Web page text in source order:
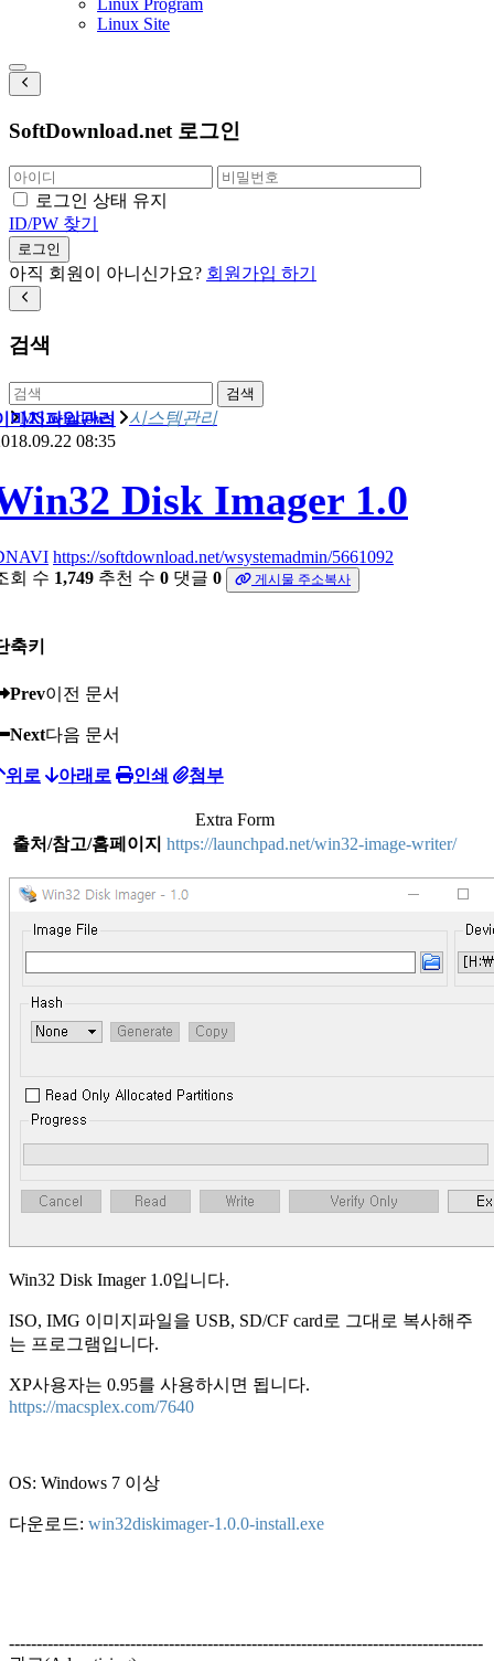
Linux Site
SoftDownload.net 로그인
로그인 상태 유지
ID/PW 찾기
로그인
아직 회원이 아니신가요? 회원가입 하기
검색
검색
MS windows 시스템관리
미지파일관리
08:35
Disk Imager 1.0
https://softdownload.net/wsystemadmin/5661092
회 수 1,749 추천 수 0 댓글 0 게시물 주소복사
축키
Prev이전 문서
Next다음 문서
위로 아래로 인쇄 첨부
Extra Form
출처/참고/홈페이지 https://launchpad.net/win32-image-writer/
Win32 Disk Imager 1.0입니다.
ISO, IMG 이미지파일을 USB, SD/CF card로 그대로 복사해주
는 프로그램입니다.
XP사용자는 0.95를 사용하시면 됩니다.
https://macsplex.com/7640
OS: Windows 7 이상
다운로드: win32diskimager-1.0.0-install.exe
--------------------------------------------------------------------------------------